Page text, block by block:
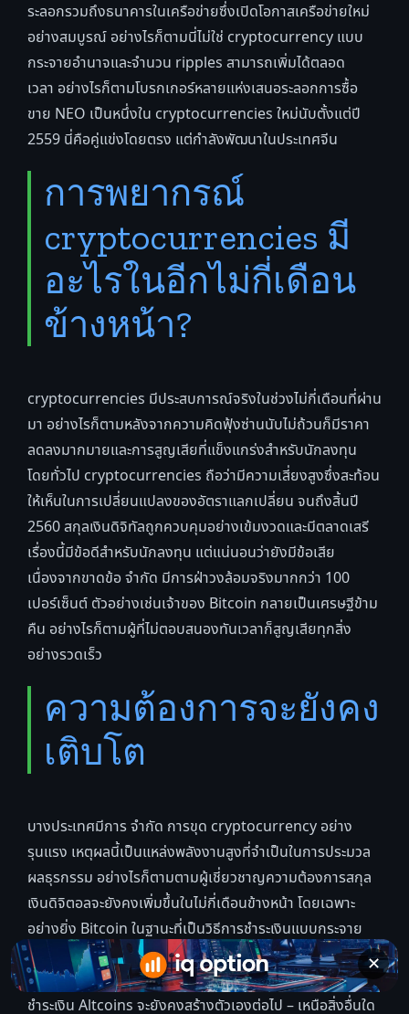
ระลอกรวมถึงธนาคารในเครือข่ายซึ่งเปิดโอกาสเครือข่ายใหม่
อย่างสมบูรณ์ อย่างไรก็ตามนี่ไม่ใช่ cryptocurrency แบบ
กระจายอำนาจและจำนวน ripples สามารถเพิ่มได้ตลอด
เวลา อย่างไรก็ตามโบรกเกอร์หลายแห่งเสนอระลอกการซื้อ
ขาย NEO เป็นหนึ่งใน cryptocurrencies ใหม่นับตั้งแต่ปี
2559 นี่คือคู่แข่งโดยตรง แต่กำลังพัฒนาในประเทศจีน
การพยากรณ์
cryptocurrencies มี
อะไรในอีกไม่กี่เดือน
ข้างหน้า?
cryptocurrencies มีประสบการณ์จริงในช่วงไม่กี่เดือนที่ผ่าน
มา อย่างไรก็ตามหลังจากความคิดฟุ้งซ่านนับไม่ถ้วนก็มีราคา
ลดลงมากมายและการสูญเสียที่แข็งแกร่งสำหรับนักลงทุน
โดยทั่วไป cryptocurrencies ถือว่ามีความเสี่ยงสูงซึ่งสะท้อน
ให้เห็นในการเปลี่ยนแปลงของอัตราแลกเปลี่ยน จนถึงสิ้นปี
2560 สกุลเงินดิจิทัลถูกควบคุมอย่างเข้มงวดและมีตลาดเสรี
เรื่องนี้มีข้อดีสำหรับนักลงทุน แต่แน่นอนว่ายังมีข้อเสีย
เนื่องจากขาดข้อ จำกัด มีการฝ่าวงล้อมจริงมากกว่า 100
เปอร์เซ็นต์ ตัวอย่างเช่นเจ้าของ Bitcoin กลายเป็นเศรษฐีข้าม
คืน อย่างไรก็ตามผู้ที่ไม่ตอบสนองทันเวลาก็สูญเสียทุกสิ่ง
อย่างรวดเร็ว
ความต้องการจะยังคง
เติบโต
บางประเทศมีการ จำกัด การขุด cryptocurrency อย่าง
รุนแรง เหตุผลนี้เป็นแหล่งพลังงานสูงที่จำเป็นในการประมวล
ผลธุรกรรม อย่างไรก็ตามตามผู้เชี่ยวชาญความต้องการสกุล
เงินดิจิตอลจะยังคงเพิ่มขึ้นในไม่กี่เดือนข้างหน้า โดยเฉพาะ
อย่างยิ่ง Bitcoin ในฐานะที่เป็นวิธีการชำระเงินแบบกระจาย
อำนาจจะยังคงสร้างตัวเองในความเห็นของฐานตลาดจำนวน
มากและจะทำหน้าที่เป็นทางเลือกที่แท้จริงสำหรับกระบวนการ
ชำระเงิน Altcoins จะยังคงสร้างตัวเองต่อไป – เหนือสิ่งอื่นใด
✕